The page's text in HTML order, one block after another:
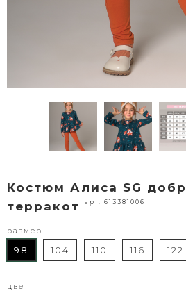
Костюм Алиса SG
терракот
арт. 613381006
размер
98 104 110 116 122
цвет